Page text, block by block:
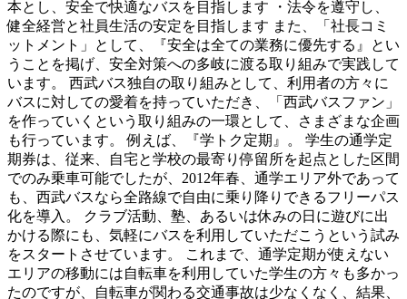
本とし、安全で快適なバスを目指します ・法令を遵守し、
健全経営と社員生活の安定を目指します また、「社長コミ
ットメント」として、『安全は全ての業務に優先する』とい
うことを掲げ、安全対策への多岐に渡る取り組みで実践して
います。 西武バス独自の取り組みとして、利用者の方々に
バスに対しての愛着を持っていただき、「西武バスファン」
を作っていくという取り組みの一環として、さまざまな企画
も行っています。 例えば、『学トク定期』。 学生の通学定
期券は、従来、自宅と学校の最寄り停留所を起点とした区間
でのみ乗車可能でしたが、2012年春、通学エリア外であって
も、西武バスなら全路線で自由に乗り降りできるフリーパス
化を導入。 クラブ活動、塾、あるいは休みの日に遊びに出
かける際にも、気軽にバスを利用していただこうという試み
をスタートさせています。 これまで、通学定期が使えない
エリアの移動には自転車を利用していた学生の方々も多かっ
たのですが、自転車が関わる交通事故は少なくなく、結果、